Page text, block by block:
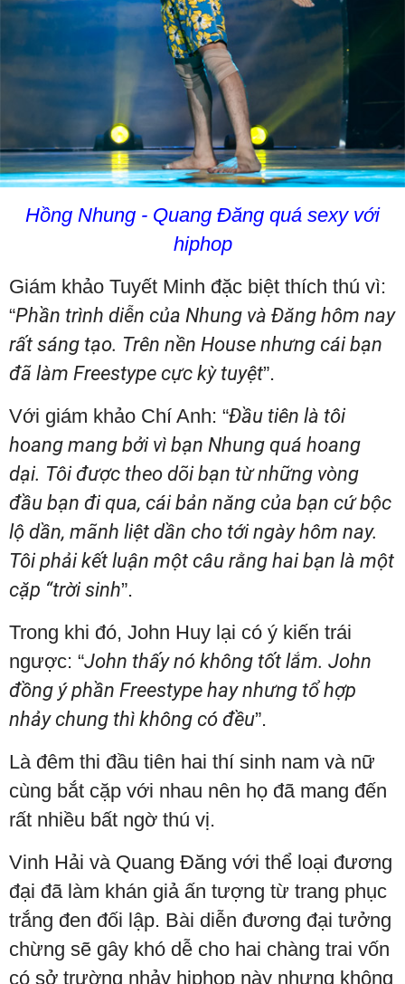
Hồng Nhung - Quang Đăng quá sexy với
hiphop
Giám khảo Tuyết Minh đặc biệt thích thú vì:
“Phần trình diễn của Nhung và Đăng hôm nay
rất sáng tạo. Trên nền House nhưng cái bạn
đã làm Freestype cực kỳ tuyệt”.
Với giám khảo Chí Anh: “Đầu tiên là tôi
hoang mang bởi vì bạn Nhung quá hoang
dại. Tôi được theo dõi bạn từ những vòng
đầu bạn đi qua, cái bản năng của bạn cứ bộc
lộ dần, mãnh liệt dần cho tới ngày hôm nay.
Tôi phải kết luận một câu rằng hai bạn là một
cặp “trời sinh”.
Trong khi đó, John Huy lại có ý kiến trái
ngược: “John thấy nó không tốt lắm. John
đồng ý phần Freestype hay nhưng tổ hợp
nhảy chung thì không có đều”.
Là đêm thi đầu tiên hai thí sinh nam và nữ
cùng bắt cặp với nhau nên họ đã mang đến
rất nhiều bất ngờ thú vị.
Vinh Hải và Quang Đăng với thể loại đương
đại đã làm khán giả ấn tượng từ trang phục
trắng đen đối lập. Bài diễn đương đại tưởng
chừng sẽ gây khó dễ cho hai chàng trai vốn
có sở trường nhảy hiphop này nhưng không